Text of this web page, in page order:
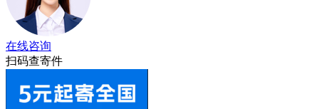
在线咨询
扫码查寄件